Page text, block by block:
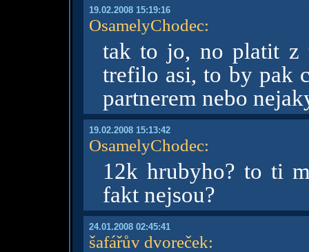
19.02.2008 15:19:16
OsamelyChodec:
tak to jo, no platit z
trefilo asi, to by pak
partnerem nebo
19.02.2008 15:13:42
OsamelyChodec:
12k hrubyho? to ti
fakt nejsou?
24.01.2008 02:45:41
šafářův dvoreček: